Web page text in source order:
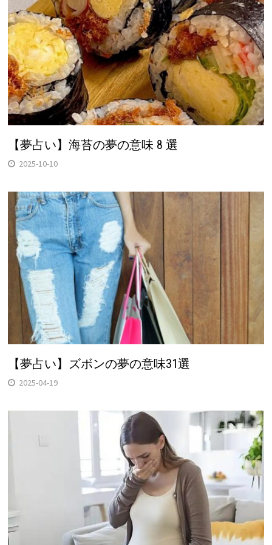
【夢占い】海苔の夢の意味 8 選
2025-10-10
【夢占い】ズボンの夢の意味31選
2025-04-19